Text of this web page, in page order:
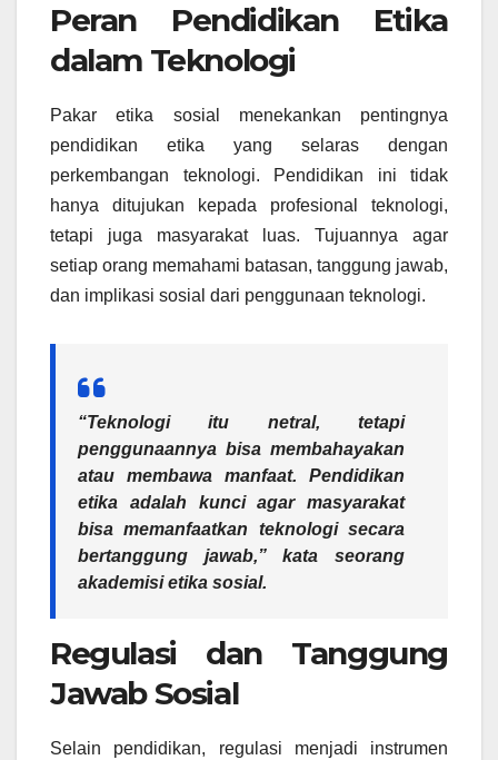
Peran Pendidikan Etika
dalam Teknologi
Pakar etika sosial menekankan pentingnya
pendidikan etika yang selaras dengan
perkembangan teknologi. Pendidikan ini tidak
hanya ditujukan kepada profesional teknologi,
tetapi juga masyarakat luas. Tujuannya agar
setiap orang memahami batasan, tanggung jawab,
dan implikasi sosial dari penggunaan teknologi.
“Teknologi itu netral, tetapi
penggunaannya bisa membahayakan
atau membawa manfaat. Pendidikan
etika adalah kunci agar masyarakat
bisa memanfaatkan teknologi secara
bertanggung jawab,” kata seorang
akademisi etika sosial.
Regulasi dan Tanggung
Jawab Sosial
Selain pendidikan, regulasi menjadi instrumen